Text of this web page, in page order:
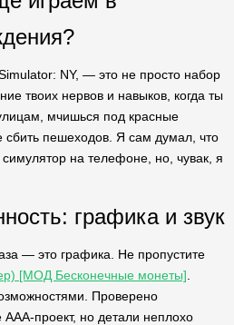
NY, — это не просто набор
твоих нервов и навыков, когда ты
мчишься под красные
пешеходов. Я сам думал, что
на телефоне, но, чувак, я
графика и звук
— это графика. Не пропустите
[МОД Бесконечные монеты]
Проверено
проект, но детали неплохо